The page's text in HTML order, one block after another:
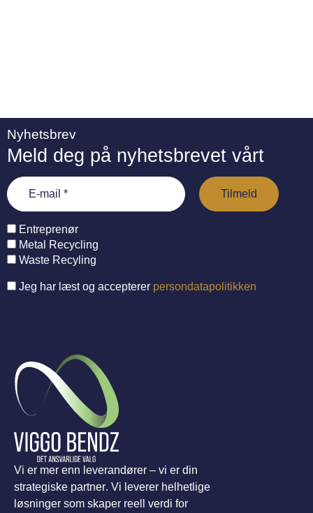
Nyhetsbrev
Meld deg på nyhetsbrevet vårt
Entreprenør
Metal Recycling
Waste Recyling
Jeg har læst og accepterer persondatapolitikken
Vi er mer enn leverandører – vi er din
strategiske partner. Vi leverer helhetlige
løsninger som skaper reell verdi for